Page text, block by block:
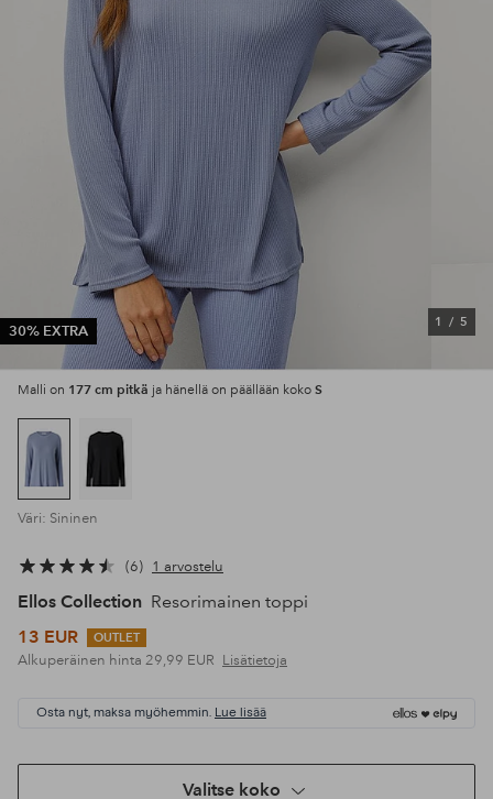
30% EXTRA
1 / 5
Malli on 177 cm pitkä ja hänellä on päällään koko S
Väri: Sininen
6 1 arvostelu
Ellos Collection Resorimainen toppi
13 EUR
OUTLET
Alkuperäinen hinta 29,99 EUR Lisätietoja
Osta nyt, maksa myöhemmin. Lue lisää
Valitse koko